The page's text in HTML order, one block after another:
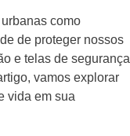
como
de proteger nossos
e telas de segurança
vamos explorar
vida em sua